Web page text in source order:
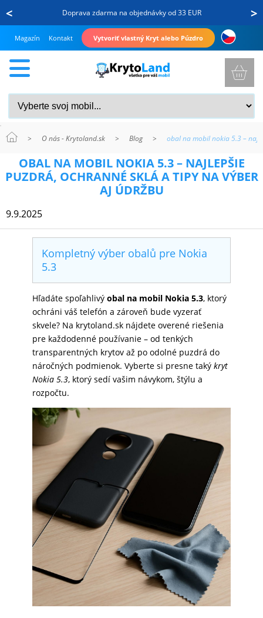
< >
Doprava zdarma na objednávky od 33 EUR
Magazín Kontakt Vytvoriť vlastný Kryt alebo Púzdro
MOBIL
PRODUKTY
PRÍSLUŠENSTVO
MOBILY
OBAL NA MOBIL NOKIA 5.3 – NAJLEPŠIE
PUZDRÁ, OCHRANNÉ SKLÁ A TIPY NA VÝBER
AJ ÚDRŽBU
9.9.2025
Kompletný výber obalů pre Nokia
5.3
Hľadáte spoľahlivý obal na mobil Nokia 5.3, ktorý
ochráni váš telefón a zároveň bude vyzerať
skvele? Na krytoland.sk nájdete overené riešenia
pre každodenné používanie – od tenkých
transparentných krytov až po odolné puzdrá do
náročných podmienok. Vyberte si presne taký kryt
Nokia 5.3, ktorý sedí vašim návykom, štýlu a
rozpočtu.
> O nás - Krytoland.sk > Blog > obal na mobil nokia 5.3 –